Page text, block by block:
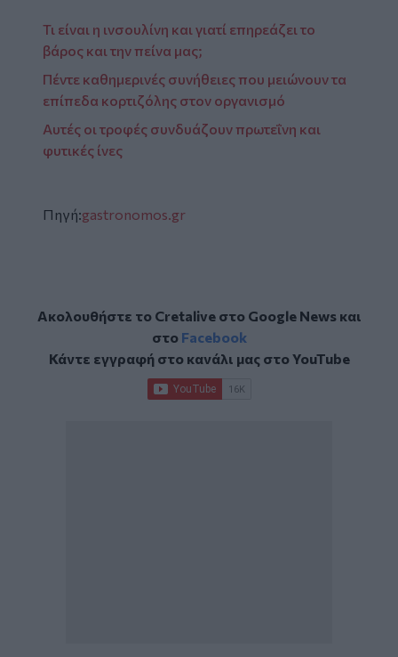
Τι είναι η ινσουλίνη και γιατί επηρεάζει το
βάρος και την πείνα μας;
Πέντε καθημερινές συνήθειες που μειώνουν τα
επίπεδα κορτιζόλης στον οργανισμό
Αυτές οι τροφές συνδυάζουν πρωτεΐνη και
φυτικές ίνες
Πηγή:gastronomos.gr
Ακολουθήστε το Cretalive στο Google Newsκαι
στο Facebook
Κάντε εγγραφή στο κανάλι μας στοYouTube